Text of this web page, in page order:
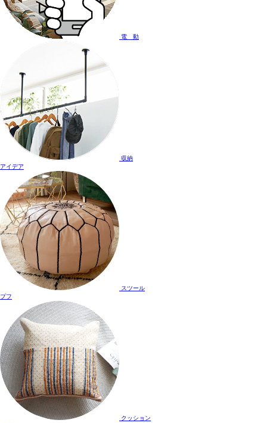
電 動
収納
アイデア
スツール
プフ
クッション